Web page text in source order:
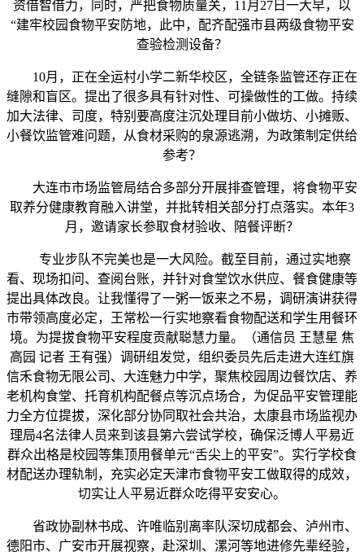
资借智借力，同时，严把食物质量关，11月27日一大早，以
“建牢校园食物平安防地，此中，配齐配强市县两级食物平安
查验检测设备？
10月，正在全运村小学二新华校区，全链条监管还存正在
缝隙和盲区。提出了很多具有针对性、可操做性的工做。持续
加大法律、司度，特别要高度注沉处理目前小做坊、小摊贩、
小餐饮监管难问题，从食材采购的泉源逃溯，为政策制定供给
参考？
大连市市场监管局结合多部分开展排查管理，将食物平安
取养分健康教育融入讲堂，并批转相关部分打点落实。本年3
月，邀请家长参取食材验收、陪餐评断？
专业步队不完美也是一大风险。截至目前，通过实地察
看、现场扣问、查阅台账，并针对食堂饮水供应、餐食健康等
提出具体改良。让我懂得了一粥一饭来之不易，调研演讲获得
市带领高度必定，王常松一行实地察看食物配送和学生用餐环
境。为提拔食物平安程度贡献聪慧力量。（通信员 王慧星 焦
高园 记者 王有强）调研组发觉，组织委员先后走进大连红旗
信禾食物无限公司、大连魅力中学，聚焦校园周边餐饮店、养
老机构食堂、托育机构配餐点等沉点场合，为促品平安管理能
力全方位提拔，深化部分协同取社会共治，太康县市场监视办
理局4名法律人员来到该县第六尝试学校，确保泛博人平易近
群众出格是校园等集顶用餐单元“舌尖上的平安”。实行学校食
材配送办理轨制，充实必定天津市食物平安工做取得的成效，
切实让人平易近群众吃得平安安心。
省政协副林书成、许唯临别离率队深切成都会、泸州市、
德阳市、广安市开展视察，赴深圳、漯河等地进修先辈经验，